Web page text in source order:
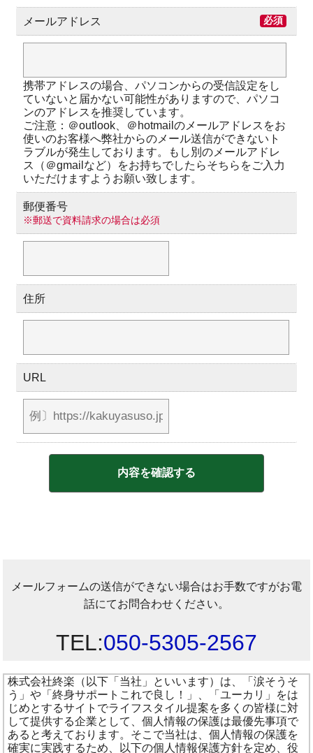
メールアドレス 必須
携帯アドレスの場合、パソコンからの受信設定をし
ていないと届かない可能性がありますので、パソコ
ンのアドレスを推奨しています。
ご注意：＠outlook、＠hotmailのメールアドレスをお
使いのお客様へ弊社からのメール送信ができないト
ラブルが発生しております。もし別のメールアドレ
ス（＠gmailなど）をお持ちでしたらそちらをご入力
いただけますようお願い致します。
郵便番号
※郵送で資料請求の場合は必須
住所
URL
メールフォームの送信ができない場合はお手数ですがお電
話にてお問合わせください。
TEL:050-5305-2567
株式会社終楽（以下「当社」といいます）は、「涙そうそ
う」や「終身サポートこれで良し！」、「ユーカリ」をは
じめとするサイトでライフスタイル提案を多くの皆様に対
して提供する企業として、個人情報の保護は最優先事項で
あると考えております。そこで当社は、個人情報の保護を
確実に実践するため、以下の個人情報保護方針を定め、役